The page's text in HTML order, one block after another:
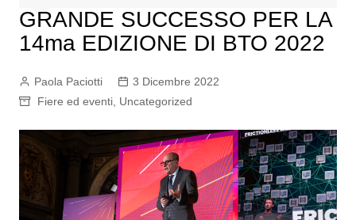
GRANDE SUCCESSO PER LA
14ma EDIZIONE DI BTO 2022
Paola Paciotti
3 Dicembre 2022
Fiere ed eventi, Uncategorized